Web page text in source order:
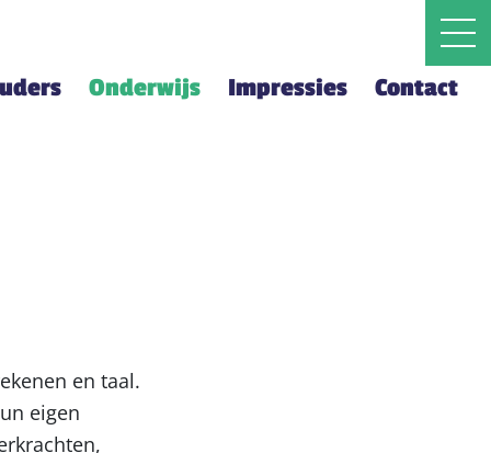
Onderwijs Impressies Contact
en taal.
eigen